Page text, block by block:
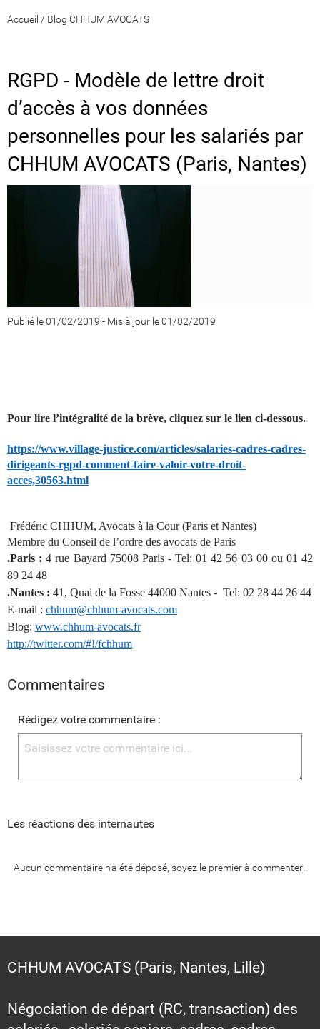
Accueil / Blog CHHUM AVOCATS
RGPD - Modèle de lettre droit
d’accès à vos données
personnelles pour les salariés par
CHHUM AVOCATS (Paris, Nantes)
Publié le 01/02/2019 - Mis à jour le 01/02/2019
Pour lire l’intégralité de la brève, cliquez sur le lien ci-dessous.
https://www.village-justice.com/articles/salaries-cadres-cadres-
dirigeants-rgpd-comment-faire-valoir-votre-droit-
acces,30563.html
Frédéric CHHUM, Avocats à la Cour (Paris et Nantes)
Membre du Conseil de l’ordre des avocats de Paris
.Paris : 4 rue Bayard 75008 Paris - Tel: 01 42 56 03 00 ou 01 42
89 24 48
.Nantes : 41, Quai de la Fosse 44000 Nantes - Tel: 02 28 44 26 44
E-mail : chhum@chhum-avocats.com
Blog: www.chhum-avocats.fr
http://twitter.com/#!/fchhum
Commentaires
Rédigez votre commentaire :
Les réactions des internautes
Aucun commentaire n'a été déposé, soyez le premier à commenter !
CHHUM AVOCATS (Paris, Nantes, Lille)
Négociation de départ (RC, transaction) des